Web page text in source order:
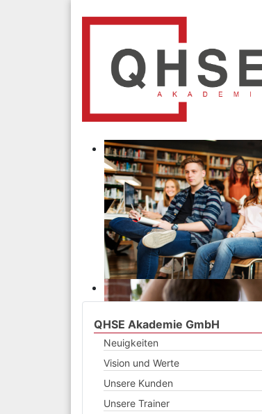
QHSE Akademie GmbH
Neuigkeiten
Vision und Werte
Unsere Kunden
Unsere Trainer